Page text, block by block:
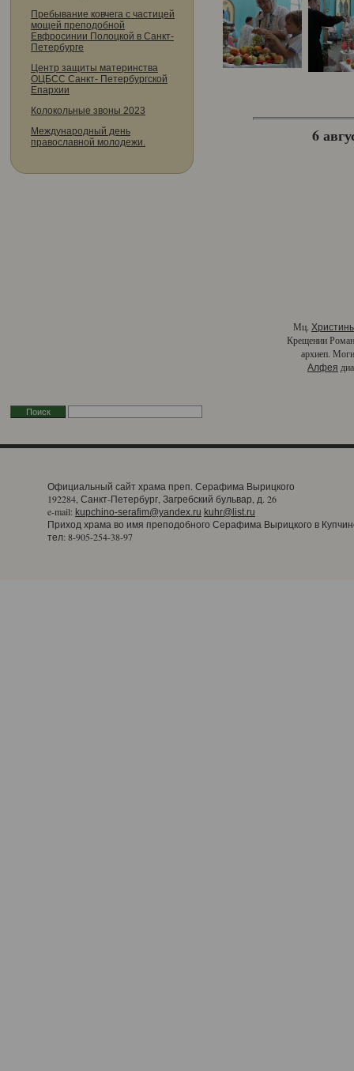
Пребывание ковчега с частицей
мощей преподобной
Евфросинии Полоцкой в Санкт-
Петербурге
Центр защиты материнства
ОЦБСС Санкт- Петербургской
Епархии
Колокольные звоны 2023
Международный день
православной молодежи.
6
Мц.
Крещении
архиеп.
Алфея
Официальный сайт храма преп. Серафима Вырицкого
192284, Санкт-Петербург, Загребский бульвар, д. 26
e-mail: kupchino-serafim@yandex.ru kuhr@list.ru
Приход храма во имя преподобного Серафима Вырицкого в
тел: 8-905-254-38-97